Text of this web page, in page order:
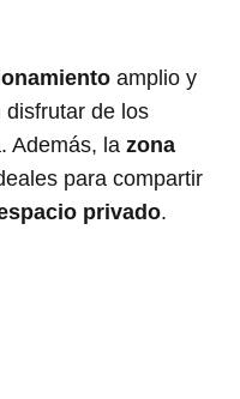
amplio y
disfrutar de los
Además, la zona
para compartir
privado.